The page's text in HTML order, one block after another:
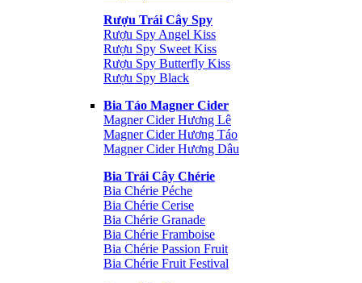
Rượu Trái Cây Spy
Rượu Spy Angel Kiss
Rượu Spy Sweet Kiss
Rượu Spy Butterfly Kiss
Rượu Spy Black
Bia Táo Magner Cider
Magner Cider Hương Lê
Magner Cider Hương Táo
Magner Cider Hương Dâu
Bia Trái Cây Chérie
Bia Chérie Péche
Bia Chérie Cerise
Bia Chérie Granade
Bia Chérie Framboise
Bia Chérie Passion Fruit
Bia Chérie Fruit Festival